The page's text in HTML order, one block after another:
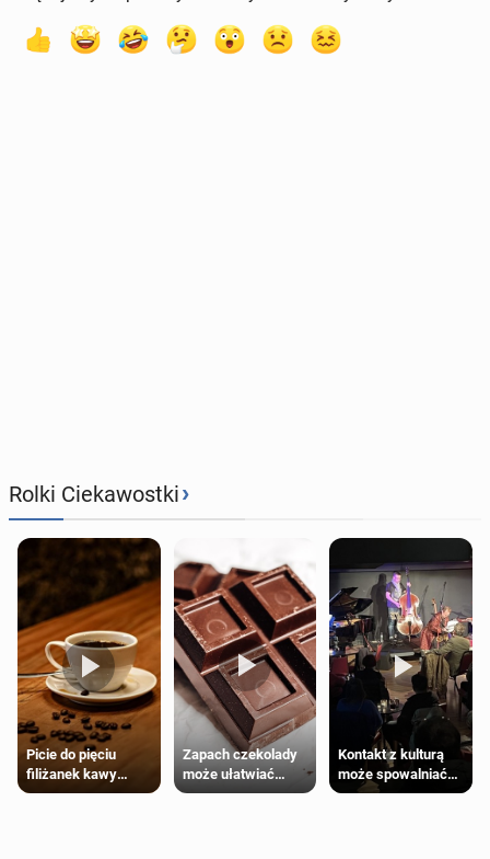
Rolki Ciekawostki›
Picie do pięciu
filiżanek kawy
dziennie jest
Zapach czekolady
może ułatwiać
trening siłowy
Kontakt z kulturą
może spowalniać
starzenie